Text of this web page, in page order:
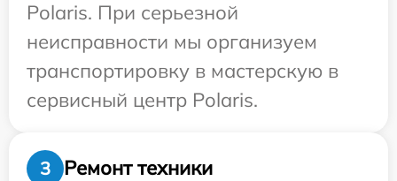
Polaris. При серьезной
неисправности мы организуем
транспортировку в мастерскую в
сервисный центр Polaris.
3
Ремонт техники